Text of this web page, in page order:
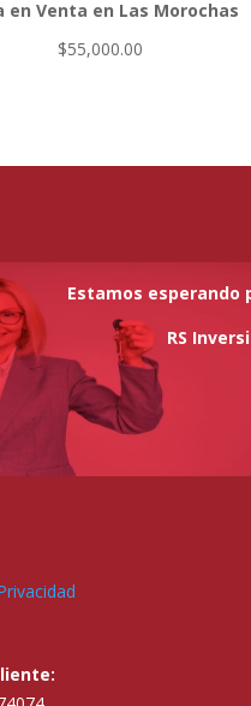
en Venta en Las Morochas
$55,000.00
Estamos
RS